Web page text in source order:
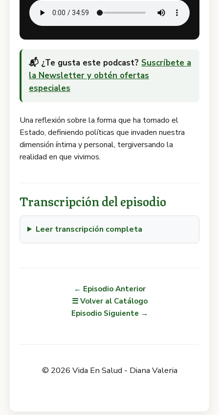
📬 ¿Te gusta este podcast? Suscríbete a
la Newsletter y obtén ofertas
especiales
Una reflexión sobre la forma que ha tomado el
Estado, definiendo políticas que invaden nuestra
dimensión íntima y personal, tergiversando la
realidad en que vivimos.
Transcripción del episodio
Leer transcripción completa
← Episodio Anterior
☰ Volver al Catálogo
Episodio Siguiente →
© 2026 Vida En Salud - Diana Valeria